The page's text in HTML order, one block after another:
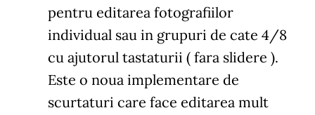
pentru editarea fotografiilor
individual sau in grupuri de cate 4/8
cu ajutorul tastaturii ( fara slidere ).
Este o noua implementare de
scurtaturi care face editarea mult